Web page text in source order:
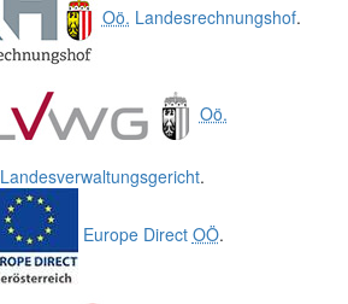
Oö. Landesrechnungshof.
Oö.
Landesverwaltungsgericht.
Europe Direct OÖ.